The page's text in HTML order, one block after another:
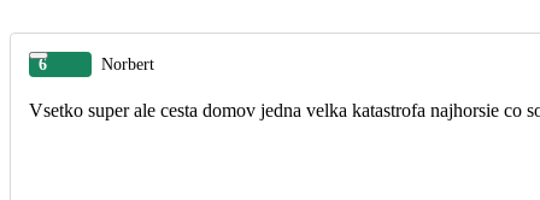
6 Norbert
Vsetko super ale cesta domov jedna velka katastrofa najhorsie co